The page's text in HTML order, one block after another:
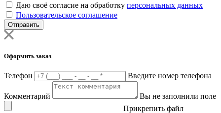
Даю своё согласие на обработку персональных данных
Пользовательское соглашение
Отправить
Оформить заказ
Телефон Введите номер телефона
Комментарий
Вы не заполнили поле
Прикрепить файл